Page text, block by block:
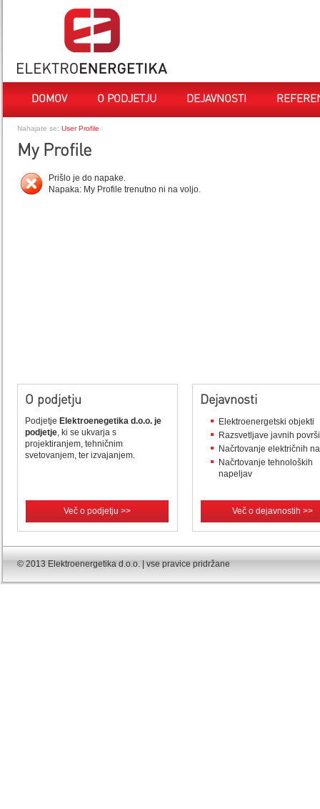
DOMOV O PODJETJU DEJAVNOSTI
Nahajate se: User Profile
My Profile
Prišlo je do napake.
Napaka: My Profile trenutno ni na voljo.
O podjetju
Podjetje Elektroenegetika d.o.o. je
podjetje, ki se ukvarja s
projektiranjem, tehničnim
svetovanjem, ter izvajanjem.
Več o podjetju >>
Dejavnosti
Elektroenergetski objekti
Razsvetljave javnih
Načrtovanje električnih
Načrtovanje tehnoloških
napeljav
Več o dejavnostih >>
© 2013 Elektroenergetika d.o.o. | vse pravice pridržane